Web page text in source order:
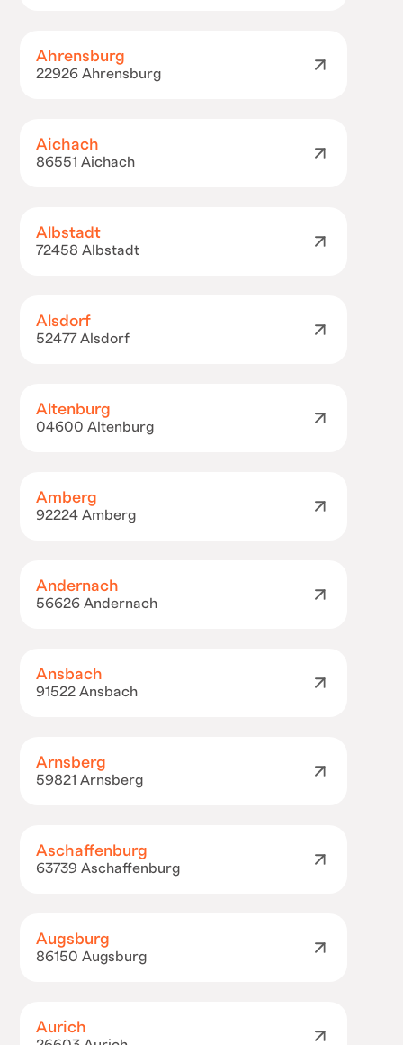
Ahrensburg
22926 Ahrensburg
Aichach
86551 Aichach
Albstadt
72458 Albstadt
Alsdorf
52477 Alsdorf
Altenburg
04600 Altenburg
Amberg
92224 Amberg
Andernach
56626 Andernach
Ansbach
91522 Ansbach
Arnsberg
59821 Arnsberg
Aschaffenburg
63739 Aschaffenburg
Augsburg
86150 Augsburg
Aurich